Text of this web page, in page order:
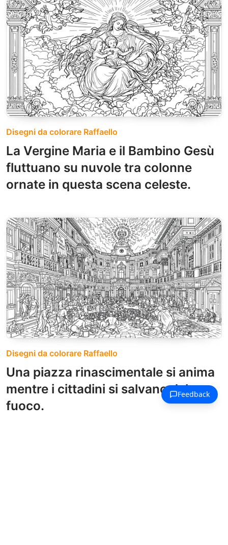
Disegni da colorare Raffaello
La Vergine Maria e il Bambino Gesù
fluttuano su nuvole tra colonne
ornate in questa scena celeste.
Disegni da colorare Raffaello
Una piazza rinascimentale si anima
mentre i cittadini si salvano dal
fuoco.